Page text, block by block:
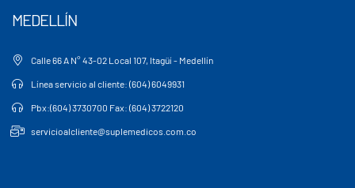
MEDELLÍN
Calle 66 A N° 43-02 Local 107, Itagüí - Medellín
Línea servicio al cliente: (604) 6049931
Pbx:(604) 3730700 Fax: (604) 3722120
servicioalcliente@suplemedicos.com.co